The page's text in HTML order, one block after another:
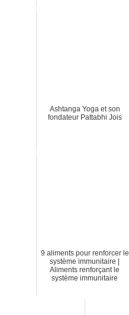
Ashtanga Yoga et son
fondateur Pattabhi Jois
9 aliments pour renforcer le
système immunitaire |
Aliments renforçant le
système immunitaire